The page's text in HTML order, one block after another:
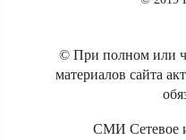
© При полном или
материалов сайта
СМИ Сетевое